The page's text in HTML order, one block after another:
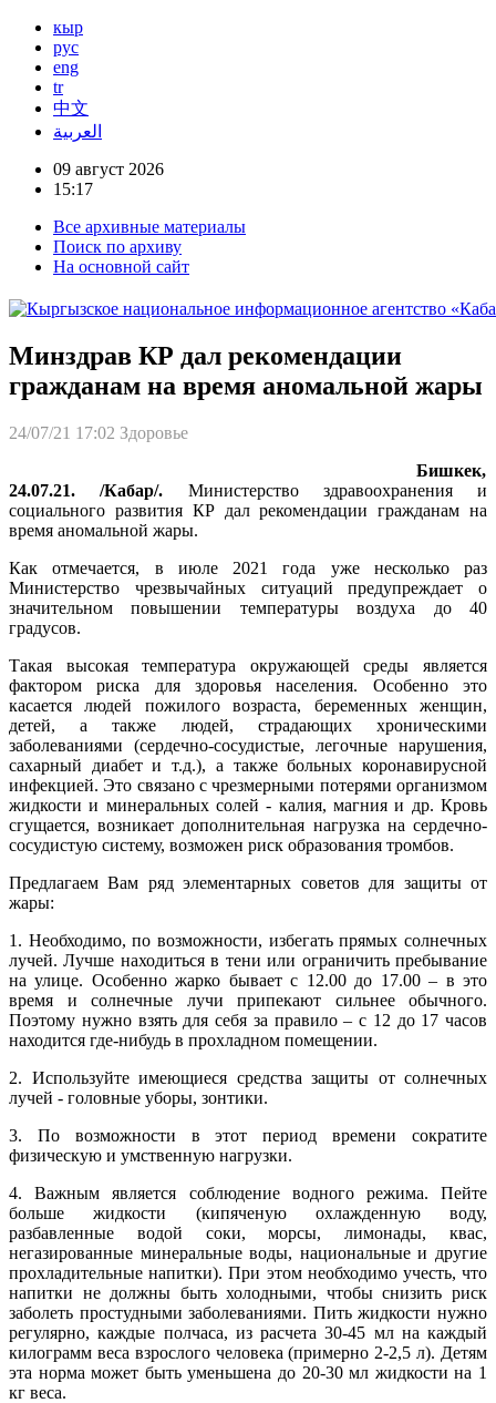
кыр
рус
eng
tr
中文
العربية
09 август 2026
15:17
Все архивные материалы
Поиск по архиву
На основной сайт
Минздрав КР дал рекомендации
гражданам на время аномальной жары
24/07/21 17:02 Здоровье
Бишкек,
24.07.21. /Кабар/. Министерство здравоохранения и
социального развития КР дал рекомендации гражданам на
время аномальной жары.
Как отмечается, в июле 2021 года уже несколько раз
Министерство чрезвычайных ситуаций предупреждает о
значительном повышении температуры воздуха до 40
градусов.
Такая высокая температура окружающей среды является
фактором риска для здоровья населения. Особенно это
касается людей пожилого возраста, беременных женщин,
детей, а также людей, страдающих хроническими
заболеваниями (сердечно-сосудистые, легочные нарушения,
сахарный диабет и т.д.), а также больных коронавирусной
инфекцией. Это связано с чрезмерными потерями организмом
жидкости и минеральных солей - калия, магния и др. Кровь
сгущается, возникает дополнительная нагрузка на сердечно-
сосудистую систему, возможен риск образования тромбов.
Предлагаем Вам ряд элементарных советов для защиты от
жары:
1. Необходимо, по возможности, избегать прямых солнечных
лучей. Лучше находиться в тени или ограничить пребывание
на улице. Особенно жарко бывает с 12.00 до 17.00 – в это
время и солнечные лучи припекают сильнее обычного.
Поэтому нужно взять для себя за правило – с 12 до 17 часов
находится где-нибудь в прохладном помещении.
2. Используйте имеющиеся средства защиты от солнечных
лучей - головные уборы, зонтики.
3. По возможности в этот период времени сократите
физическую и умственную нагрузки.
4. Важным является соблюдение водного режима. Пейте
больше жидкости (кипяченую охлажденную воду,
разбавленные водой соки, морсы, лимонады, квас,
негазированные минеральные воды, национальные и другие
прохладительные напитки). При этом необходимо учесть, что
напитки не должны быть холодными, чтобы снизить риск
заболеть простудными заболеваниями. Пить жидкости нужно
регулярно, каждые полчаса, из расчета 30-45 мл на каждый
килограмм веса взрослого человека (примерно 2-2,5 л). Детям
эта норма может быть уменьшена до 20-30 мл жидкости на 1
кг веса.